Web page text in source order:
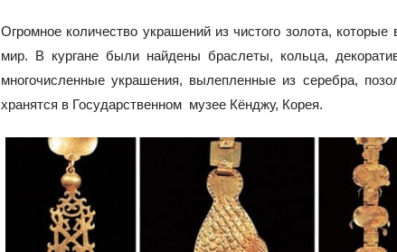
Огромное количество украшений из чистого золота,
мир. В кургане были найдены браслеты, кольца,
многочисленные украшения, вылепленные из серебра,
хранятся в Государственном музее Кёнджу, Корея.